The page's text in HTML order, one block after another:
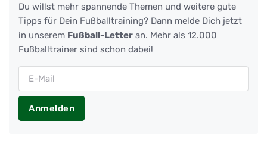
Du willst mehr spannende Themen und weitere gute
Tipps für Dein Fußballtraining? Dann melde Dich jetzt
in unserem Fußball-Letter an. Mehr als 12.000
Fußballtrainer sind schon dabei!
Anmelden